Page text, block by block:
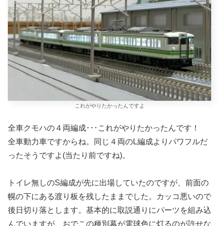
これがやりたかったんですよ
全車クモハの４両編成･･･これがやりたかったんです！
全車動力車ですからね。同じ４両のL編成よりパワフルだ
ったそうですよ(当たり前ですね)。
トイレ無しのS編成が先に出場していたのですが、前面の
幌の下にある渡り板を残したままでした。カッコ悪いので
後日切り落とします。基本的に取説通りにパーツを組み込
んでいますが、おでこの種別幕が電球色に灯るのが許せな